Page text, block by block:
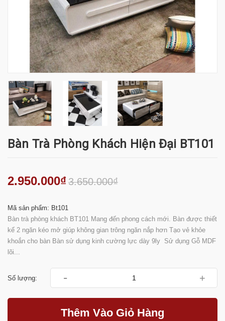
Bàn Trà Phòng Khách Hiện Đại BT101
2.950.000₫3.650.000₫
Mã sản phẩm: Bt101
Bàn trà phòng khách BT101 Mang đến phong cách mới. Bàn được thiết
kế 2 ngăn kéo mở giúp không gian trông ngăn nắp hơn Tạo vẻ khỏe
khoắn cho bàn Bàn sử dụng kinh cường lực dày 9ly Sử dụng Gỗ MDF
lõi...
Số lượng: - +
Thêm Vào Giỏ Hàng